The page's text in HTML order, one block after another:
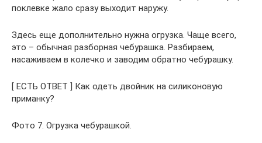
поклевке жало сразу выходит наружу.
Здесь еще дополнительно нужна огрузка. Чаще всего,
это – обычная разборная чебурашка. Разбираем,
насаживаем в колечко и заводим обратно чебурашку.
[ ЕСТЬ ОТВЕТ ] Как одеть двойник на силиконовую
приманку?
Фото 7. Огрузка чебурашкой.